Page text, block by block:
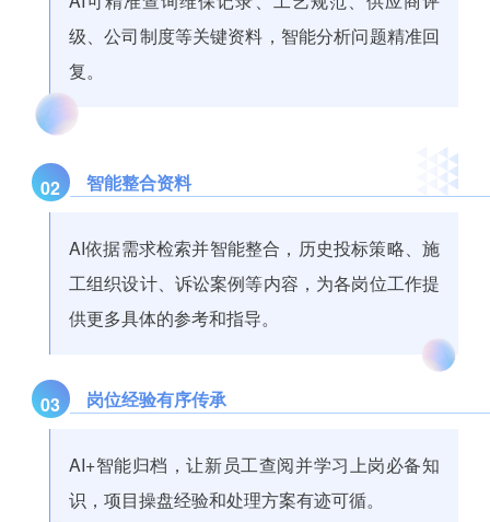
级、公司制度等关键资料，智能分析问题精准回
复。
02 智能整合资料
AI依据需求检索并智能整合，历史投标策略、施
工组织设计、诉讼案例等内容，为各岗位工作提
供更多具体的参考和指导。
03 岗位经验有序传承
AI+智能归档，让新员工查阅并学习上岗必备知
识，项目操盘经验和处理方案有迹可循。